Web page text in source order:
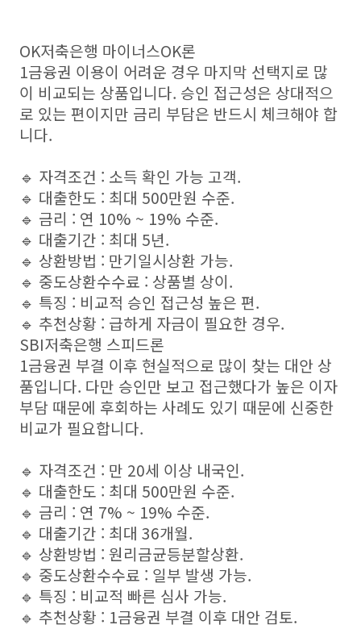
OK저축은행 마이너스OK론
1금융권 이용이 어려운 경우 마지막 선택지로 많
이 비교되는 상품입니다. 승인 접근성은 상대적으
로 있는 편이지만 금리 부담은 반드시 체크해야 합
니다.
🔹 자격조건 : 소득 확인 가능 고객.
🔹 대출한도 : 최대 500만원 수준.
🔹 금리 : 연 10% ~ 19% 수준.
🔹 대출기간 : 최대 5년.
🔹 상환방법 : 만기일시상환 가능.
🔹 중도상환수수료 : 상품별 상이.
🔹 특징 : 비교적 승인 접근성 높은 편.
🔹 추천상황 : 급하게 자금이 필요한 경우.
SBI저축은행 스피드론
1금융권 부결 이후 현실적으로 많이 찾는 대안 상
품입니다. 다만 승인만 보고 접근했다가 높은 이자
부담 때문에 후회하는 사례도 있기 때문에 신중한
비교가 필요합니다.
🔹 자격조건 : 만 20세 이상 내국인.
🔹 대출한도 : 최대 500만원 수준.
🔹 금리 : 연 7% ~ 19% 수준.
🔹 대출기간 : 최대 36개월.
🔹 상환방법 : 원리금균등분할상환.
🔹 중도상환수수료 : 일부 발생 가능.
🔹 특징 : 비교적 빠른 심사 가능.
🔹 추천상황 : 1금융권 부결 이후 대안 검토.